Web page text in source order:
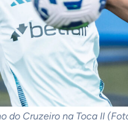
do Cruzeiro na Toca II